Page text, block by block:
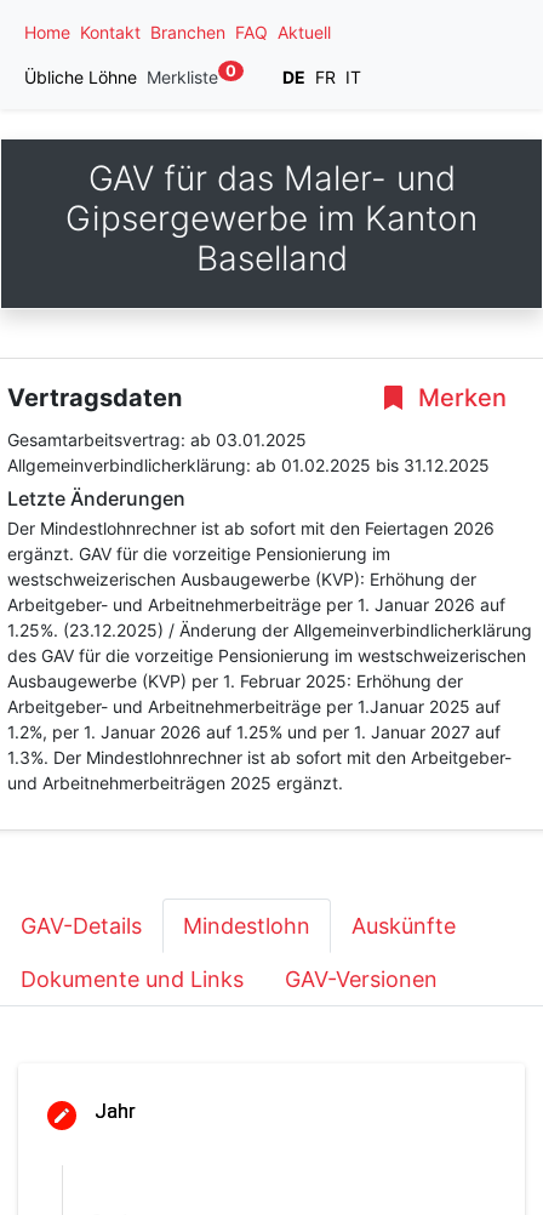
Home Kontakt Branchen FAQ Aktuell
Übliche Löhne Merkliste 0 DE FR IT
GAV für das Maler- und
Gipsergewerbe im Kanton
Baselland
Merken
Vertragsdaten
Gesamtarbeitsvertrag: ab 03.01.2025
Allgemeinverbindlicherklärung: ab 01.02.2025 bis 31.12.2025
Letzte Änderungen
Der Mindestlohnrechner ist ab sofort mit den Feiertagen 2026
ergänzt. GAV für die vorzeitige Pensionierung im
westschweizerischen Ausbaugewerbe (KVP): Erhöhung der
Arbeitgeber- und Arbeitnehmerbeiträge per 1. Januar 2026 auf
1.25%. (23.12.2025) / Änderung der Allgemeinverbindlicherklärung
des GAV für die vorzeitige Pensionierung im westschweizerischen
Ausbaugewerbe (KVP) per 1. Februar 2025: Erhöhung der
Arbeitgeber- und Arbeitnehmerbeiträge per 1.Januar 2025 auf
1.2%, per 1. Januar 2026 auf 1.25% und per 1. Januar 2027 auf
1.3%. Der Mindestlohnrechner ist ab sofort mit den Arbeitgeber-
und Arbeitnehmerbeiträgen 2025 ergänzt.
GAV-Details Mindestlohn Auskünfte
Dokumente und Links GAV-Versionen
Jahr